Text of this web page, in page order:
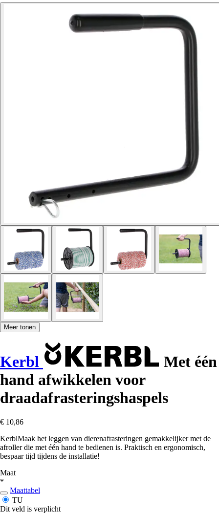
Meer tonen
Kerbl
Met één
hand afwikkelen voor
draadafrasteringshaspels
€ 10,86
KerblMaak het leggen van dierenafrasteringen gemakkelijker met de
afroller die met één hand te bedienen is. Praktisch en ergonomisch,
bespaar tijd tijdens de installatie!
Maat
*
Maattabel
TU
Dit veld is verplicht